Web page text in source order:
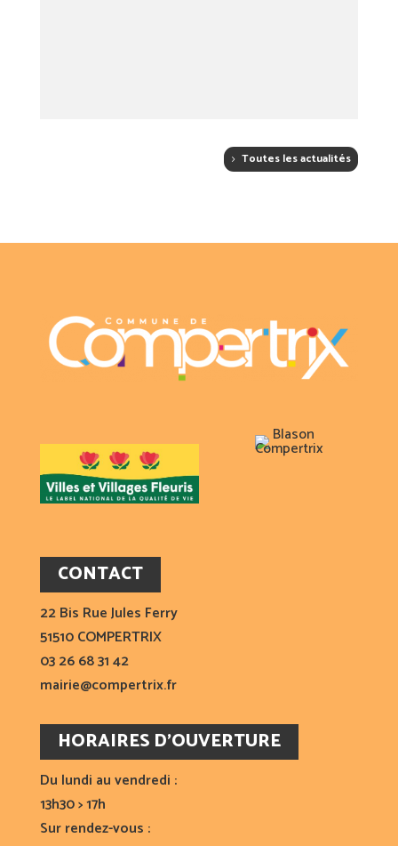
Toutes les actualités
CONTACT
22 Bis Rue Jules Ferry
51510 COMPERTRIX
03 26 68 31 42
mairie@compertrix.fr
HORAIRES D’OUVERTURE
Du lundi au vendredi :
13h30 > 17h
Sur rendez-vous :